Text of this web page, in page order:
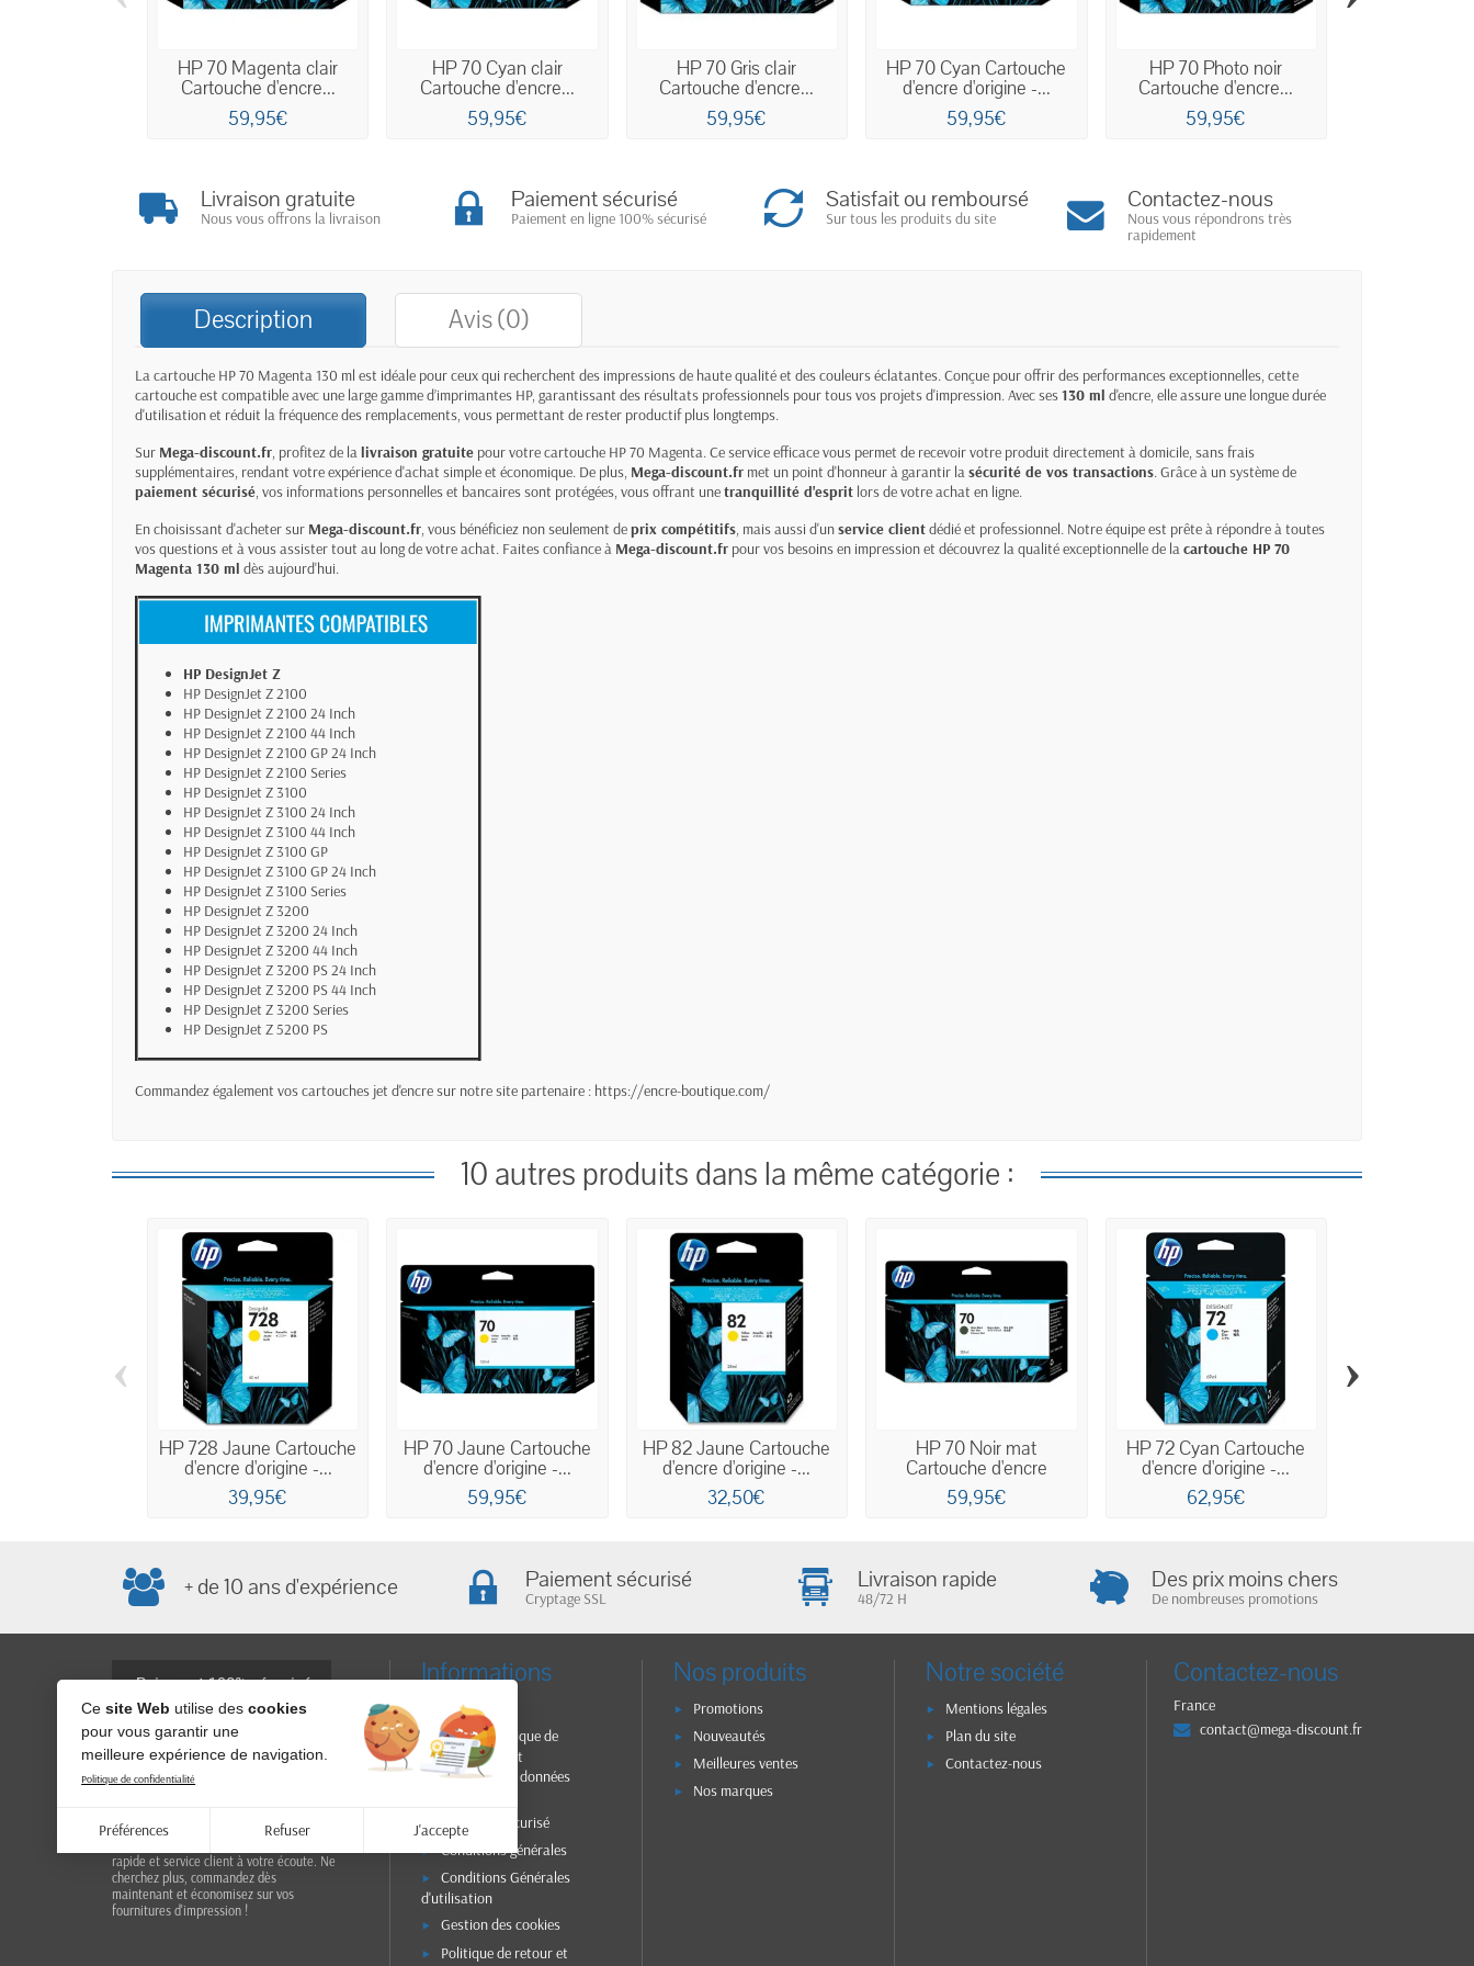
Cesite Web utilise descookies
pour vous garantir une
meilleure expérience de navigation.
Politique de confidentialité
Préférences Refuser J'accepte
HP 70 Magenta clair
Cartouche d'encre...
59,95€
HP 70 Cyan clair
Cartouche d'encre...
59,95€
HP 70 Gris clair
Cartouche d'encre...
59,95€
HP 70 Cyan Cartouche
d'encre d'origine -...
59,95€
HP 70 Photo noir
Cartouche d'encre...
59,95€
Livraison gratuite
Nous vous offrons la livraison
Paiement sécurisé
Paiement en ligne 100% sécurisé
Satisfait ou remboursé
Sur tous les produits du site
Contactez-nous
Nous vous répondrons très
rapidement
Description Avis (0)
Lacartouche HP 70 Magenta 130 ml est idéale pour ceux qui recherchent des impressions de haute qualité et des couleurs éclatantes. Conçue pour offrir des performances exceptionnelles, cette
cartouche est compatible avec une large gamme d’imprimantes HP, garantissant des résultats professionnels pour tous vos projets d'impression. Avec ses130 ml d'encre, elle assure une longue durée
d'utilisation et réduit la fréquence des remplacements, vous permettant de rester productif plus longtemps.
Sur Mega-discount.fr, profitez de lalivraison gratuite pour votre cartouche HP 70 Magenta. Ce service efficace vous permet de recevoir votre produit directement à domicile, sans frais
supplémentaires, rendant votre expérience d'achat simple et économique. De plus, Mega-discount.fr met un point d'honneur à garantir lasécurité de vos transactions. Grâce à un système de
paiement sécurisé, vos informations personnelles et bancaires sont protégées, vous offrant unetranquillité d'esprit lors de votre achat en ligne.
En choisissant d'acheter sur Mega-discount.fr, vous bénéficiez non seulement deprix compétitifs, mais aussi d'unservice clientdédié et professionnel. Notre équipe est prête à répondre à toutes
vos questions et à vous assister tout au long de votre achat. Faites confiance à Mega-discount.fr pour vos besoins en impression et découvrez la qualité exceptionnelle de lacartouche HP 70
Magenta 130 ml dès aujourd'hui.
HP DesignJet Z
HP DesignJet Z 2100
HP DesignJet Z 2100 24 Inch
HP DesignJet Z 2100 44 Inch
HP DesignJet Z 2100 GP 24 Inch
HP DesignJet Z 2100 Series
HP DesignJet Z 3100
HP DesignJet Z 3100 24 Inch
HP DesignJet Z 3100 44 Inch
HP DesignJet Z 3100 GP
HP DesignJet Z 3100 GP 24 Inch
HP DesignJet Z 3100 Series
HP DesignJet Z 3200
HP DesignJet Z 3200 24 Inch
HP DesignJet Z 3200 44 Inch
HP DesignJet Z 3200 PS 24 Inch
HP DesignJet Z 3200 PS 44 Inch
HP DesignJet Z 3200 Series
HP DesignJet Z 5200 PS
Commandez également vos cartouches jet d'encre sur notre site partenaire : https://encre-boutique.com/
10 autres produits dans la même catégorie :
HP 728 Jaune Cartouche
d'encre d'origine -...
39,95€
HP 70 Jaune Cartouche
d'encre d'origine -...
59,95€
HP 82 Jaune Cartouche
d'encre d'origine -...
32,50€
HP 70 Noir mat
Cartouche d'encre
d'origine...
59,95€
HP 72 Cyan Cartouche
d'encre d'origine -...
62,95€
‹ ›
+ de 10 ans d'expérience Paiement sécurisé
Cryptage SSL
Livraison rapide
48/72 H
Des prix moins chers
De nombreuses promotions
Achetez vos cartouches d'encre de
marque sur Mega-Discount.fr et profitez
optimale pour vos documents
rapide et service client à votre écoute. Ne
cherchez plus, commandez dès
maintenant et économisez sur vos
fournitures d'impression !
Informations
Livraison
RGPD - Politique de
confidentialité et
d'utilisation des données
Paiement sécurisé
Conditions générales
Conditions Générales
d'utilisation
Gestion des cookies
Politique de retour et
Nos produits
Promotions
Nouveautés
Meilleures ventes
Nos marques
Notre société
Mentions légales
Plan du site
Contactez-nous
Contactez-nous
France
contact@mega-discount.fr